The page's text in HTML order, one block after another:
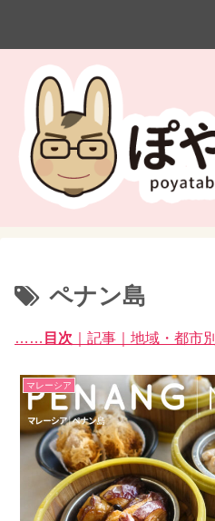
ペナン島
…… 目次 ｜記事｜地域・都市別
マレーシア